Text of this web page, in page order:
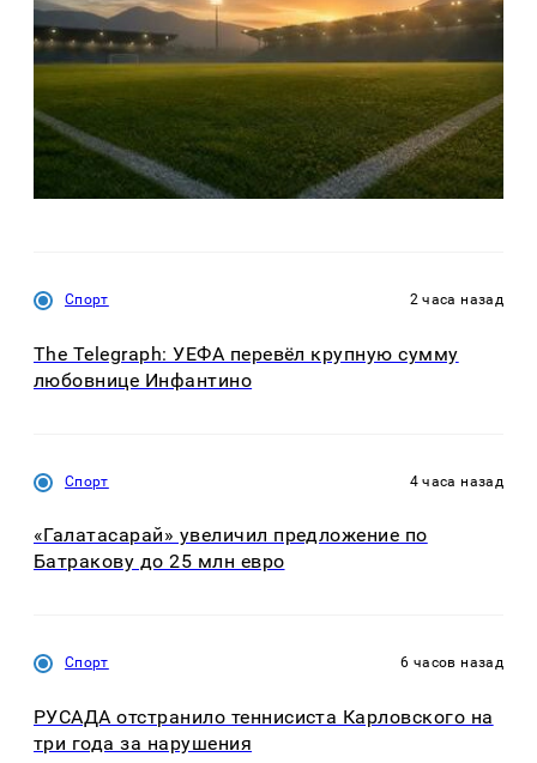
Спорт 2 часа назад
The Telegraph: УЕФА перевёл крупную сумму
любовнице Инфантино
Спорт 4 часа назад
«Галатасарай» увеличил предложение по
Батракову до 25 млн евро
Спорт 6 часов назад
РУСАДА отстранило теннисиста Карловского на
три года за нарушения